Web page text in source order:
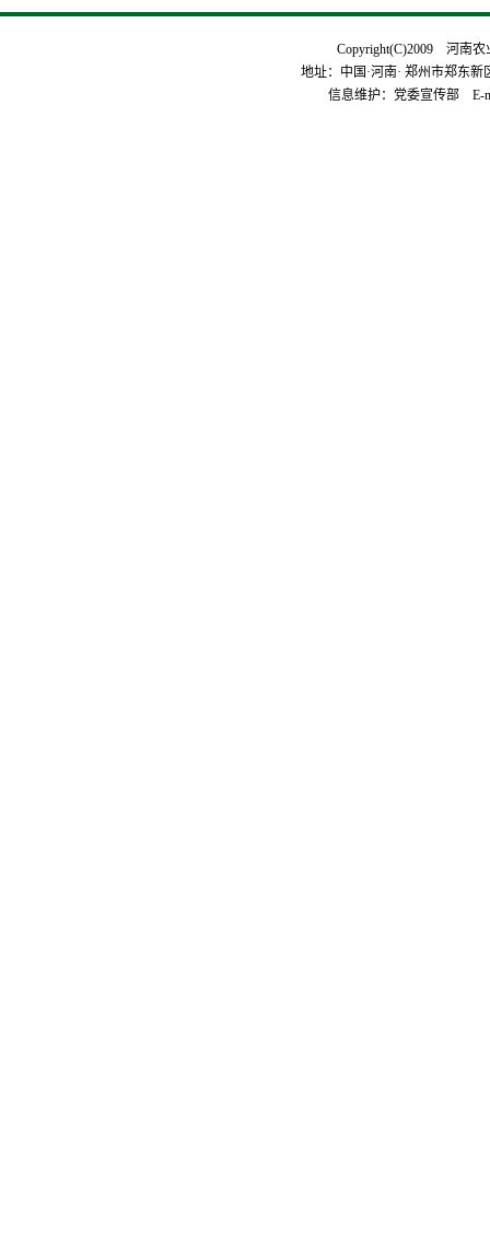
Copyright(C)2009 河南
地址：中国·河南· 郑州市郑东
信息维护：党委宣传部 E-